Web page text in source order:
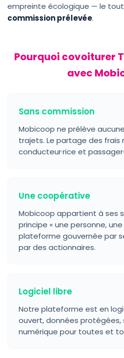
empreinte écologique — le tout
commission prélevée.
Pourquoi covoiturer
avec
Sans commission
Mobicoop ne prélève
trajets. Le partage des frais
conducteur·rice et
Une coopérative
Mobicoop appartient à ses
principe « une personne, une
plateforme gouvernée par
par des actionnaires.
Logiciel libre
Notre plateforme est en
ouvert, données protégées,
numérique pour toutes et